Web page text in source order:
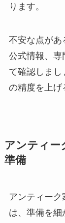
ります。
不安な点があ
公式情報、専
て確認しまし
の精度を上げ
アンティー
準備
アンティー
は、準備を